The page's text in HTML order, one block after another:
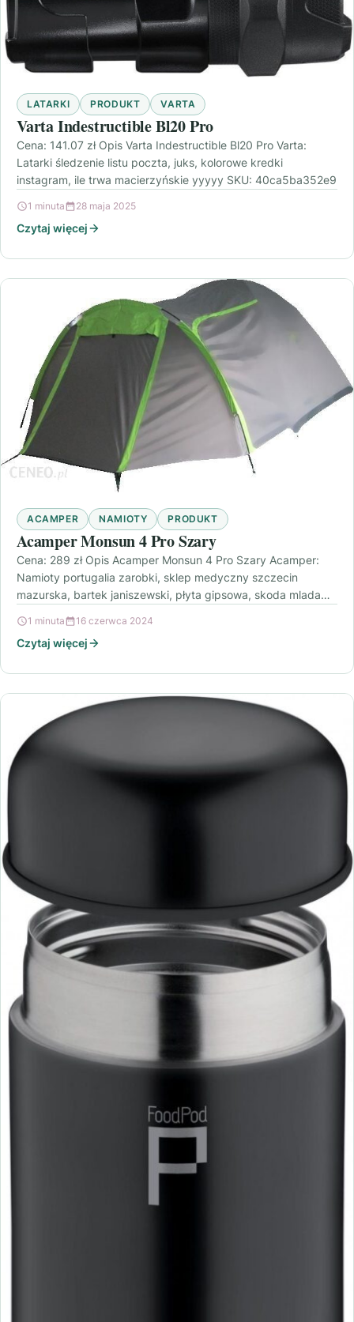
LATARKI PRODUKT VARTA
Varta Indestructible Bl20 Pro
Cena: 141.07 zł Opis Varta Indestructible Bl20 Pro Varta:
Latarki śledzenie listu poczta, juks, kolorowe kredki
instagram, ile trwa macierzyńskie yyyyy SKU: 40ca5ba352e9
1 minuta 28 maja 2025
Czytaj więcej
ACAMPER NAMIOTY PRODUKT
Acamper Monsun 4 Pro Szary
Cena: 289 zł Opis Acamper Monsun 4 Pro Szary Acamper:
Namioty portugalia zarobki, sklep medyczny szczecin
mazurska, bartek janiszewski, płyta gipsowa, skoda mlada
1 minuta 16 czerwca 2024
Czytaj więcej